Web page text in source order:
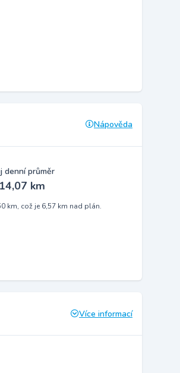
Nápověda
denní průměr
14,07 km
km, což je 6,57 km nad plán.
Více informací